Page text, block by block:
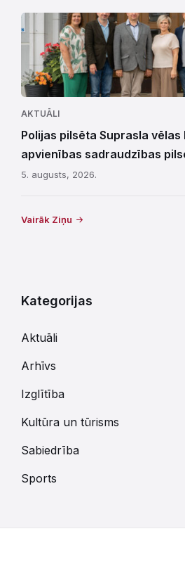
AKTUĀLI
Polijas pilsēta Suprasla
apvienības sadraudzības
5. augusts, 2026.
Vairāk Ziņu
Kategorijas
Aktuāli
Arhīvs
Izglītība
Kultūra un tūrisms
Sabiedrība
Sports